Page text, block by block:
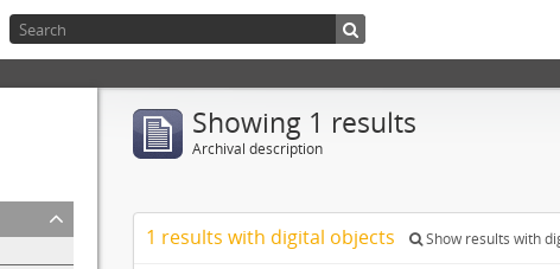
Showing 1 results
Archival description
1 results with digital objects Show results with